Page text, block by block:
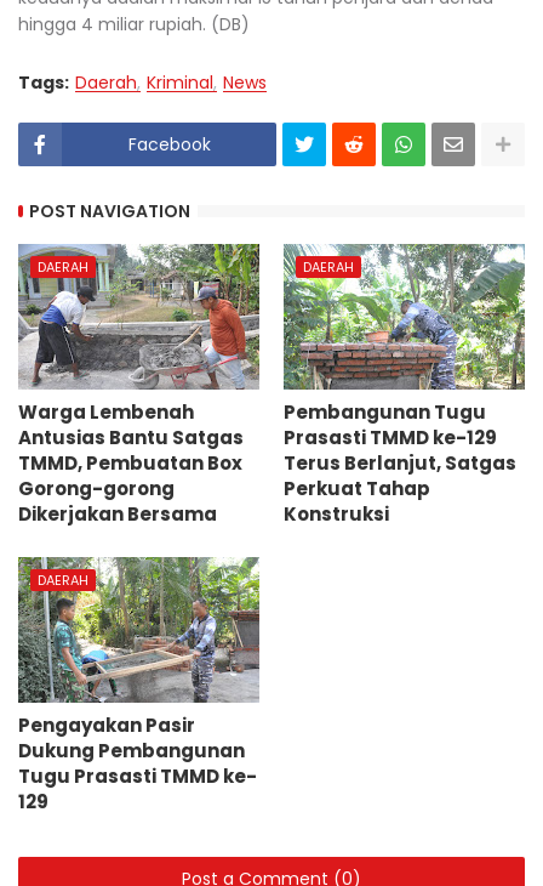
hingga 4 miliar rupiah. (DB)
Tags: Daerah Kriminal News
Facebook
POST NAVIGATION
DAERAH
Warga Lembenah
Antusias Bantu Satgas
TMMD, Pembuatan Box
Gorong-gorong
Dikerjakan Bersama
DAERAH
Pembangunan Tugu
Prasasti TMMD ke-129
Terus Berlanjut, Satgas
Perkuat Tahap
Konstruksi
DAERAH
Pengayakan Pasir
Dukung Pembangunan
Tugu Prasasti TMMD ke-
129
Post a Comment (0)